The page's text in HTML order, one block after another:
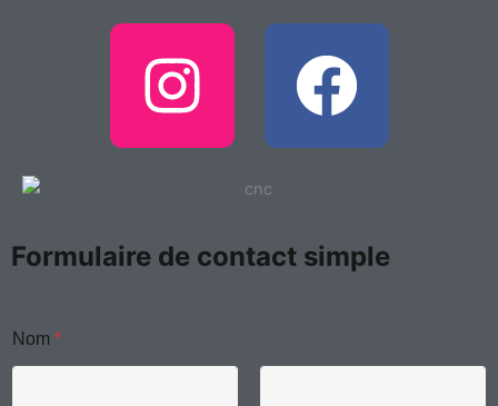
I
n
t
g
F
a
e
o
Formulaire de contact simple
o
m
Nom *